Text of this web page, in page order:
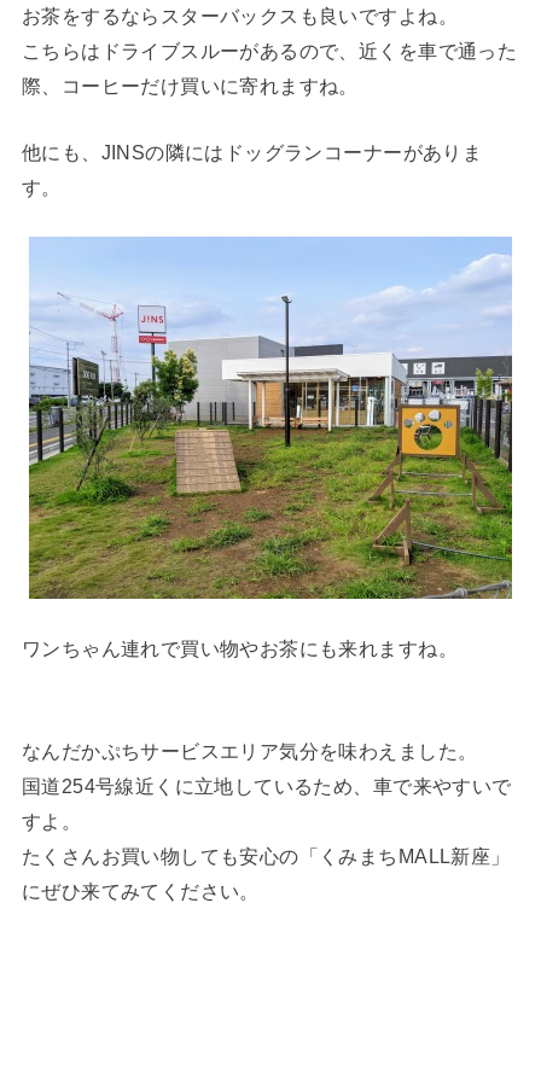
お茶をするならスターバックスも良いですよね。
こちらはドライブスルーがあるので、近くを車で通った
際、コーヒーだけ買いに寄れますね。
他にも、JINSの隣にはドッグランコーナーがありま
す。
ワンちゃん連れで買い物やお茶にも来れますね。
なんだかぷちサービスエリア気分を味わえました。
国道254号線近くに立地しているため、車で来やすいで
すよ。
たくさんお買い物しても安心の「くみまちMALL新座」
にぜひ来てみてください。